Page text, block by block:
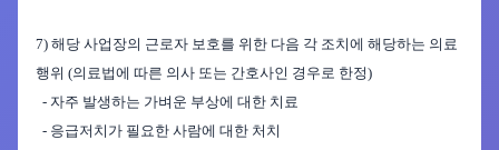
7) 해당 사업장의 근로자 보호를 위한 다음 각 조치에 해당하는 의 료
행위 (의료법에 따른 의사 또는 간호사인 경우로 한정)
- 자주 발생하는 가벼운 부상에 대한 치료
- 응급저치가 필요한 사람에 대한 처치